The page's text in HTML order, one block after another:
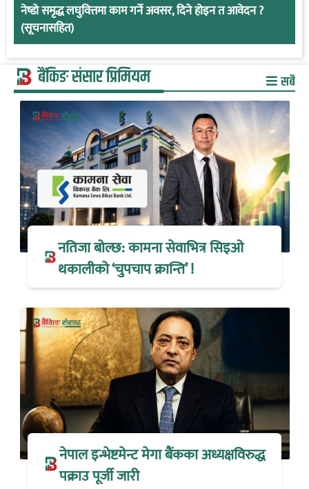
नेष्डो समृद्ध लघुवित्तमा काम गर्ने अवसर, दिने होइन त आवेदन ?
(सूचनासहित)
बैंकिङ संसार प्रिमियम सबै
नतिजा बोल्छ: कामना सेवाभित्र सिइओ
थकालीको ‘चुपचाप क्रान्ति’ !
नेपाल इन्भेष्टमेन्ट मेगा बैंकका अध्यक्षविरुद्ध
पक्राउ पूर्जी जारी